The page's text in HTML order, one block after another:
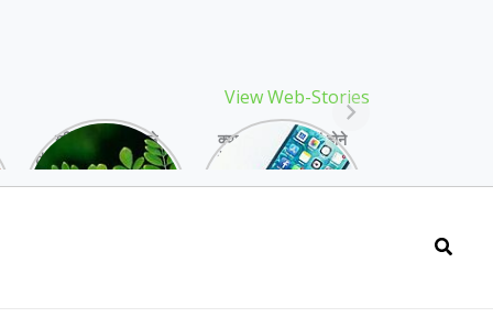
View Web-Stories
गर्मियों में मिलने वाले
drumstick गुणों की खान
क्या storage full होने
के बाद मोबाइल हो रहा है